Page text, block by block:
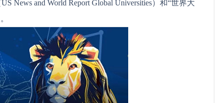
News and World Report Global Universities）和“世界大